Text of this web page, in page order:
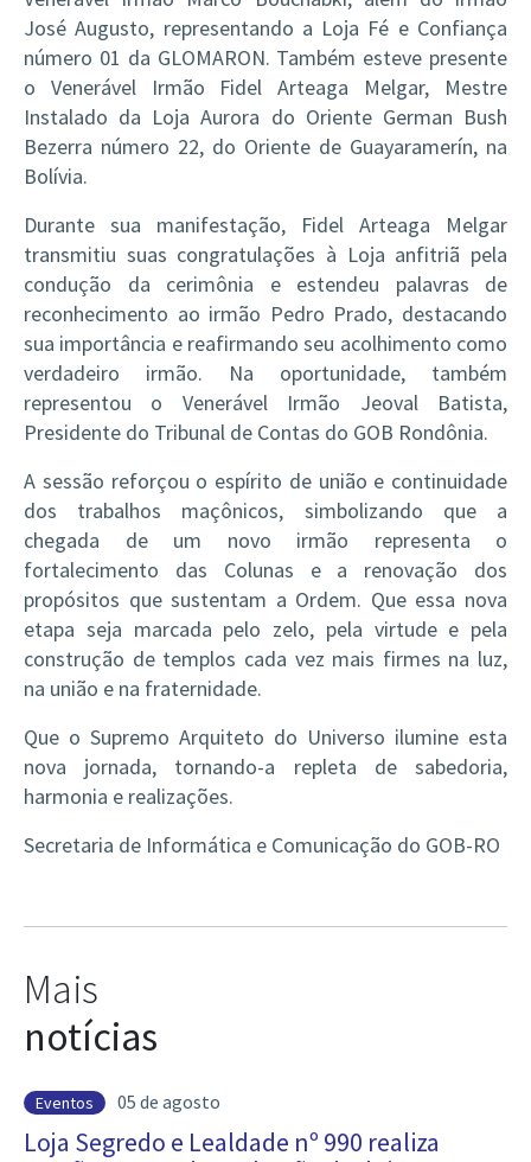
José Augusto, representando a Loja Fé e Confiança
número 01 da GLOMARON. Também esteve presente
o Venerável Irmão Fidel Arteaga Melgar, Mestre
Instalado da Loja Aurora do Oriente German Bush
Bezerra número 22, do Oriente de Guayaramerín, na
Bolívia.
Durante sua manifestação, Fidel Arteaga Melgar
transmitiu suas congratulações à Loja anfitriã pela
condução da cerimônia e estendeu palavras de
reconhecimento ao irmão Pedro Prado, destacando
sua importância e reafirmando seu acolhimento como
verdadeiro irmão. Na oportunidade, também
representou o Venerável Irmão Jeoval Batista,
Presidente do Tribunal de Contas do GOB Rondônia.
A sessão reforçou o espírito de união e continuidade
dos trabalhos maçônicos, simbolizando que a
chegada de um novo irmão representa o
fortalecimento das Colunas e a renovação dos
propósitos que sustentam a Ordem. Que essa nova
etapa seja marcada pelo zelo, pela virtude e pela
construção de templos cada vez mais firmes na luz,
na união e na fraternidade.
Que o Supremo Arquiteto do Universo ilumine esta
nova jornada, tornando-a repleta de sabedoria,
harmonia e realizações.
Secretaria de Informática e Comunicação do GOB-RO
Mais
notícias
Eventos 05 de agosto
Loja Segredo e Lealdade nº 990 realiza